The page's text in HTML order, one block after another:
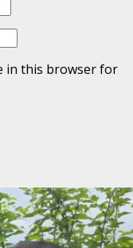
in this browser for